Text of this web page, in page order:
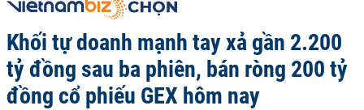
Khối tự doanh mạnh tay xả gần 2.200
tỷ đồng sau ba phiên, bán ròng 200 tỷ
đồng cổ phiếu GEX hôm nay